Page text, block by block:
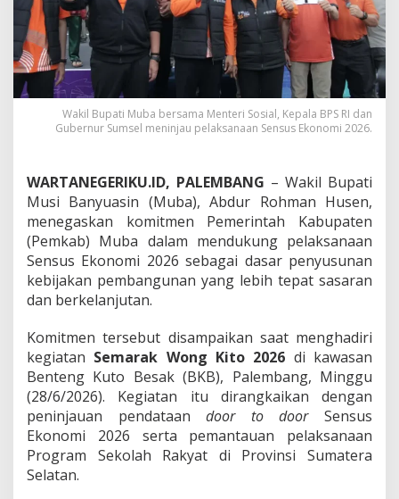
u
s
E
k
o
n
m
2
6
D
a
t
a
u
r
a
t
J
a
i
F
Wakil Bupati Muba bersama Menteri Sosial, Kepala BPS RI dan
Gubernur Sumsel meninjau pelaksanaan Sensus Ekonomi 2026.
WARTANEGERIKU.ID, PALEMBANG – Wakil Bupati
Musi Banyuasin (Muba), Abdur Rohman Husen,
menegaskan komitmen Pemerintah Kabupaten
(Pemkab) Muba dalam mendukung pelaksanaan
Sensus Ekonomi 2026 sebagai dasar penyusunan
kebijakan pembangunan yang lebih tepat sasaran
dan berkelanjutan.
Komitmen tersebut disampaikan saat menghadiri
kegiatan Semarak Wong Kito 2026 di kawasan
Benteng Kuto Besak (BKB), Palembang, Minggu
(28/6/2026). Kegiatan itu dirangkaikan dengan
peninjauan pendataandoor to doorSensus
Ekonomi 2026 serta pemantauan pelaksanaan
Program Sekolah Rakyat di Provinsi Sumatera
Selatan.